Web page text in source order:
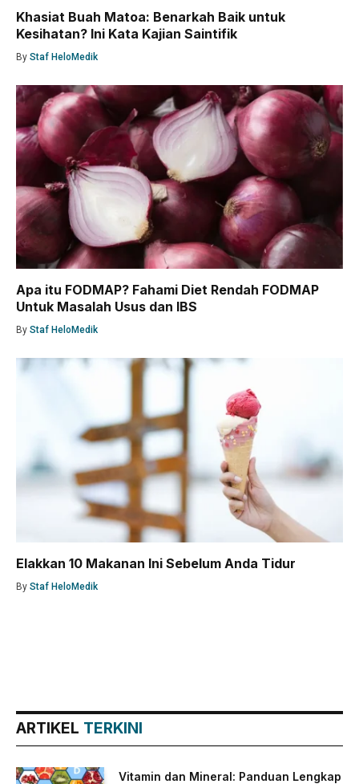
Khasiat Buah Matoa: Benarkah Baik untuk
Kesihatan? Ini Kata Kajian Saintifik
By Staf HeloMedik
Apa itu FODMAP? Fahami Diet Rendah FODMAP
Untuk Masalah Usus dan IBS
By Staf HeloMedik
Elakkan 10 Makanan Ini Sebelum Anda Tidur
By Staf HeloMedik
ARTIKEL TERKINI
Vitamin dan Mineral: Panduan Lengkap